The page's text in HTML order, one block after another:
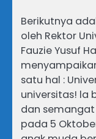
Berikutnya
oleh Rektor
Fauzie Yusuf
satu hal :
universitas! la
dan
pada 5